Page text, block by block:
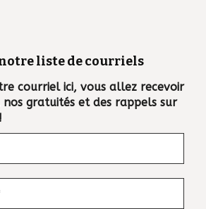
liste de courriels
courriel ici, vous allez recevoir
gratuités et des rappels sur